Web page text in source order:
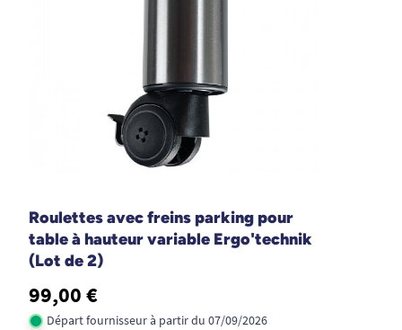
Découvrez nos solutions en collectivité.
Roulettes avec freins parking pour
table à hauteur variable Ergo'technik
(Lot de 2)
99,00 €
Départ fournisseur à partir du 07/09/2026